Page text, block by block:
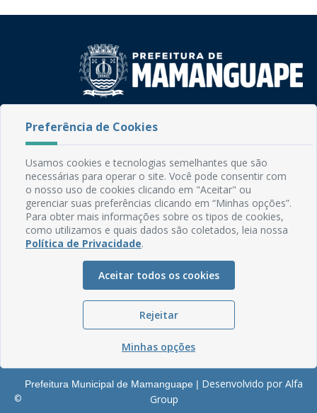
CEP: 58.280-000 - Mamanguape/PB
Email: comunicacao@mamanguape.pb.gov.br
Expediente: Segunda à Sexta, das 08h às 13h
Mapa do Site
Perguntas frequentes
Glossário
Serviços Internos
©
Prefeitura Municipal de Mamanguape | Desenvolvido por Alfa
Group
Preferência de Cookies
Usamos cookies e tecnologias semelhantes que são
necessárias para operar o site. Você pode consentir com
o nosso uso de cookies clicando em "Aceitar" ou
gerenciar suas preferências clicando em “Minhas opções”.
Para obter mais informações sobre os tipos de cookies,
como utilizamos e quais dados são coletados, leia nossa
Política de Privacidade.
Aceitar todos os cookies
Rejeitar
Minhas opções